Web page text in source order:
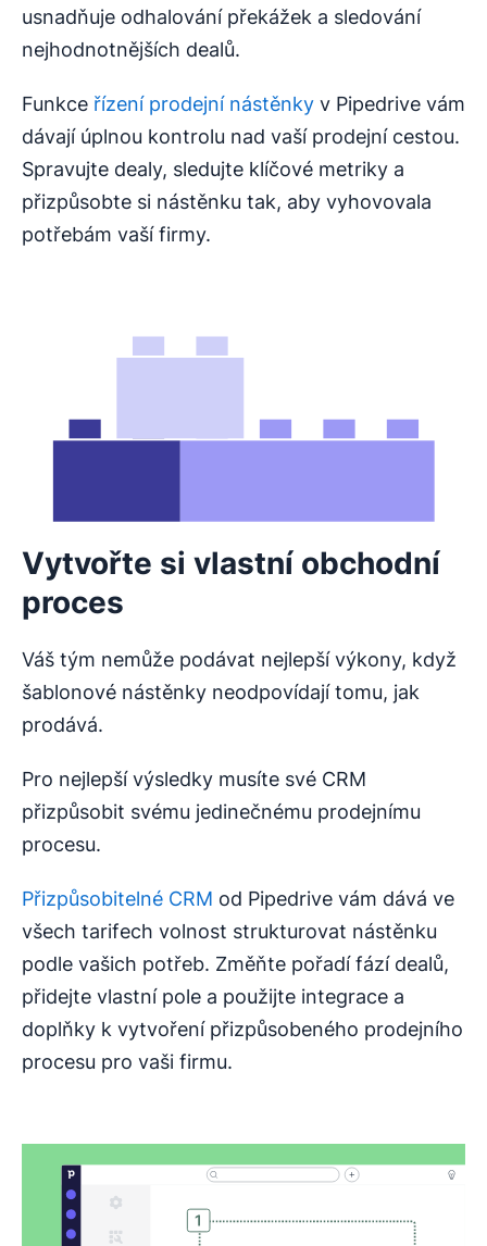
usnadňuje odhalování překážek a sledování
nejhodnotnějších dealů.
Funkce řízení prodejní nástěnky v Pipedrive vám
dávají úplnou kontrolu nad vaší prodejní cestou.
Spravujte dealy, sledujte klíčové metriky a
přizpůsobte si nástěnku tak, aby vyhovovala
potřebám vaší firmy.
Vytvořte si vlastní obchodní
proces
Váš tým nemůže podávat nejlepší výkony, když
šablonové nástěnky neodpovídají tomu, jak
prodává.
Pro nejlepší výsledky musíte své CRM
přizpůsobit svému jedinečnému prodejnímu
procesu.
Přizpůsobitelné CRM od Pipedrive vám dává ve
všech tarifech volnost strukturovat nástěnku
podle vašich potřeb. Změňte pořadí fází dealů,
přidejte vlastní pole a použijte integrace a
doplňky k vytvoření přizpůsobeného prodejního
procesu pro vaši firmu.